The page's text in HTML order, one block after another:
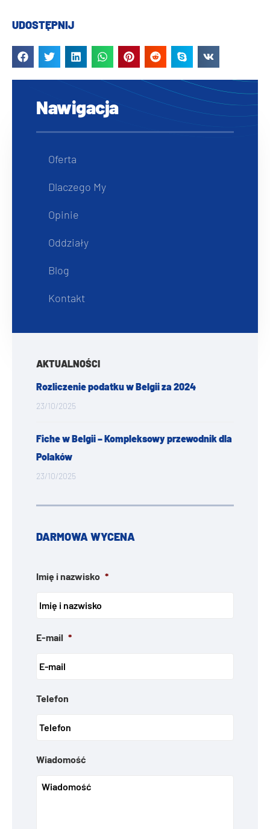
UDOSTĘPNIJ
Nawigacja
Oferta
Dlaczego My
Opinie
Oddziały
Blog
Kontakt
AKTUALNOŚCI
Rozliczenie podatku w Belgii za 2024
23/10/2025
Fiche w Belgii – Kompleksowy przewodnik dla
Polaków
23/10/2025
DARMOWA WYCENA
Imię i nazwisko *
E-mail *
Telefon
Wiadomość